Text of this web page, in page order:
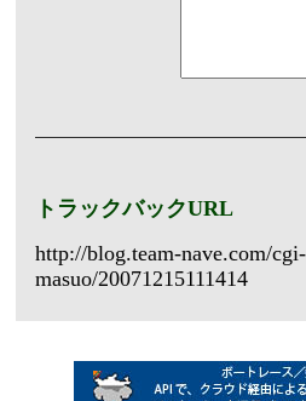
トラックバックURL
http://blog.team-nave.com/
masuo/20071215111414